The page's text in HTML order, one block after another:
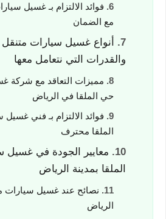
فوائد الالتزام بـ غسيل
مع الضمان
أنواع غسيل سيارات
والقدرات التي نتعامل معها
مميزات التعاقد مع شركة
حي الملقا في الرياض
فوائد الالتزام بـ فني
الملقا محترف
معايير الجودة في غسيل
الملقا بمدينة الرياض
نصائح عند غسيل سيارات
الرياض